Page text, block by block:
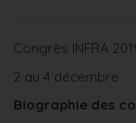
Congrès INFRA
2 au 4 décembre
Biographie des